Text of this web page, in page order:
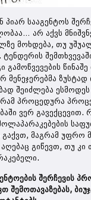
პიარ სააგენტოს
არ აქვს
მოხდება, თუ
გამოწვევების
მენეჯერებმა ზუსტად
შეიძლება ესმოდეს
პროცედურა
ვერ გავექცევით.
მაგრამ უფრო
გიწევთ, თუ კი
შერჩევის
შემოთავაზებას,